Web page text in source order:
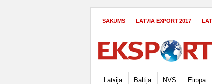
SĀKUMS LATVIA EXPORT 2017
Latvija Baltija NVS Eiropa